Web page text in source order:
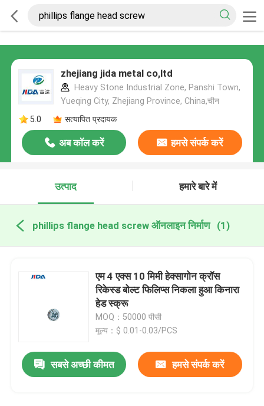
zhejiang jida metal co,ltd
Heavy Stone Industrial Zone, Panshi Town,
Yueqing City, Zhejiang Province, China,चीन
5.0
सत्यापित प्रदायक
अब कॉल करें हमसे संपर्क करें
उत्पाद हमारे बारे में
phillips flange head screw ऑनलाइन निर्माण (1)
एम 4 एक्स 10 मिमी हेक्सागोन क्रॉस
रिकेस्ड बोल्ट फिलिप्स निकला हुआ किनारा
हेड स्क्रू
MOQ：50000 पीसी
मूल्य：$ 0.01-0.03/PCS
सबसे अच्छी कीमत हमसे संपर्क करें